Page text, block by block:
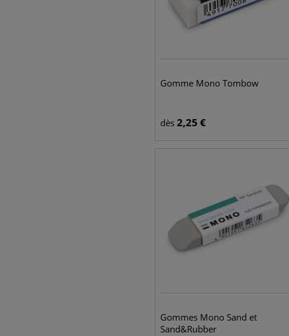
Gomme Mono Tombow
dès 2,25 €
Gommes Mono Sand et
Sand&Rubber